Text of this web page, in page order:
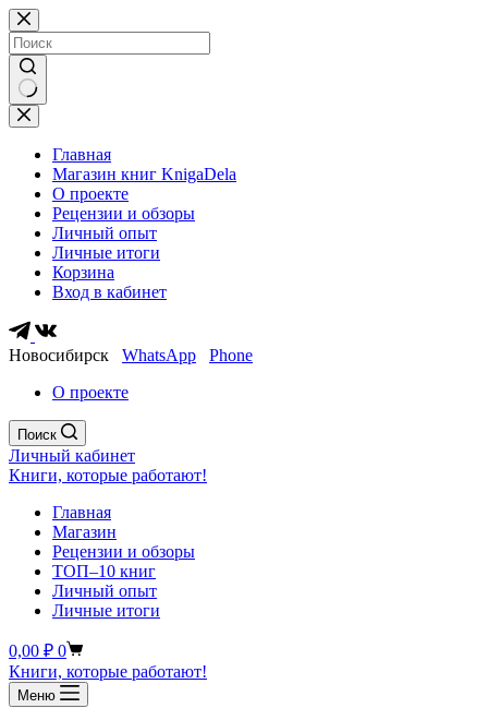
Перейти
к
сути
Ничего
не
найденоГлавная
Магазин книг KnigaDela
О проекте
Рецензии и обзоры
Личный опыт
Личные итоги
Корзина
Вход в кабинет
Новосибирск WhatsApp
Phone
О проекте
Поиск
Личный кабинет
Книги, которые работают!
Главная
Магазин
Рецензии и обзоры
ТОП–10 книг
Личный опыт
Личные итоги
Корзина
0,00 ₽ 0
Книги, которые работают!
Меню